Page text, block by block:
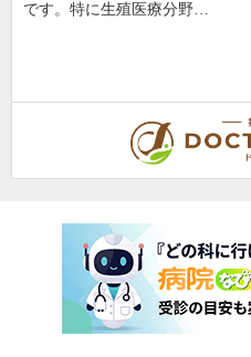
です。特に生殖医療分野…